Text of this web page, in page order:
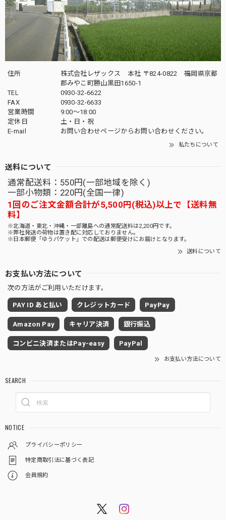
住所
株式会社レザックス 本社 〒824-0822 福岡県京都
郡みやこ町勝山黒田1650-1
TEL
0930-32-6622
FAX
0930-32-6633
営業時間
9:00〜18:00
定休日
土・日・祝
E-mail
お問い合わせページからお問い合わせください。
私たちについて
送料について
通常配送料：550円(一部地域を除く)
一部小物類：220円(全国一律)
1回のご注文金額合計が5,500円(税込)以上で【送料無
料】
※北海道・東北・沖縄・一部離島への通常配送料は2,200円です。
※弊社発送の荷物は置き配に対応しておりません。
※日本郵便「ゆうパケット」での配送は郵便受けにお届けとなります。
送料について
お支払い方法について
次の方法がご利用いただけます。
PAY ID あと払い クレジットカード PayPay
Amazon Pay キャリア決済 銀行振込
コンビニ決済またはPay-easy PayPal
お支払い方法について
SEARCH
NOTICE
プライバシーポリシー
特定商取引法に基づく表記
会員規約